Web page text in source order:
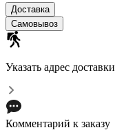
Доставка
Самовывоз
Указать адрес доставки
Комментарий к заказу